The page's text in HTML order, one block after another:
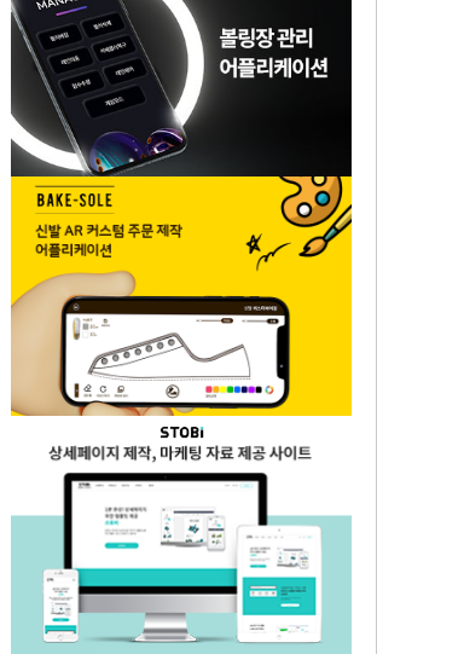
부동산 매물 정보 공유 플랫폼
볼링장 관리 어플리케이션
신발 AR 커스텀 주문제작 어플리케이션